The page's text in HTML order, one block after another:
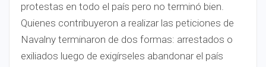
protestas en todo el país pero no terminó bien.
Quienes contribuyeron a realizar las peticiones de
Navalny terminaron de dos formas: arrestados o
exiliados luego de exigírseles abandonar el país